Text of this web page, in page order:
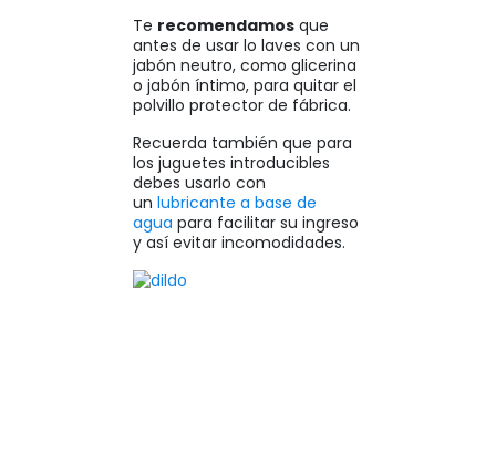
Te recomendamos que
antes de usar lo laves con un
jabón neutro, como glicerina
o jabón íntimo, para quitar el
polvillo protector de fábrica.
Recuerda también que para
los juguetes introducibles
debes usarlo con
un lubricante a base de
agua para facilitar su ingreso
y así evitar incomodidades.